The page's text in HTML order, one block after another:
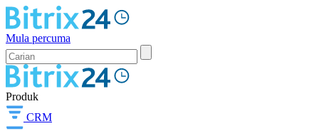
Mula percuma
Produk
CRM